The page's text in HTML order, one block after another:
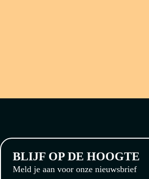
BLIJF OP DE HOOGTE
Meld je aan voor onze nieuwsbrief